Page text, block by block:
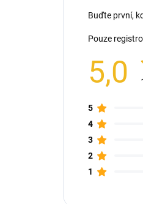
Buďte první,
Pouze
5,0
5
4
3
2
1